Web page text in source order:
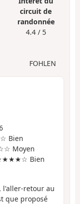
circuit de
randonnée
4.4 / 5
FOHLEN
Bien
Moyen
Bien
l'aller-retour au
que proposé